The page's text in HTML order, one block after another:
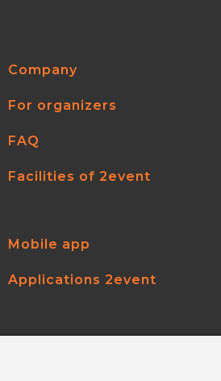
Company
For organizers
FAQ
Facilities of 2event
Mobile app
Applications 2event